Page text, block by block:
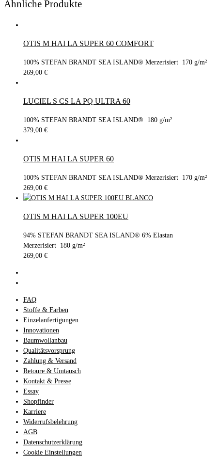
Ähnliche Produkte
OTIS M HAI LA SUPER 60 COMFORT
100% STEFAN BRANDT SEA ISLAND® Merzerisiert 170 g/m²
269,00 €
LUCIEL S CS LA PQ ULTRA 60
100% STEFAN BRANDT SEA ISLAND® 180 g/m²
379,00 €
OTIS M HAI LA SUPER 60
100% STEFAN BRANDT SEA ISLAND® Merzerisiert 170 g/m²
269,00 €
OTIS M HAI LA SUPER 100EU
94% STEFAN BRANDT SEA ISLAND® 6% Elastan
Merzerisiert 180 g/m²
269,00 €
FAQ
Stoffe & Farben
Einzelanfertigungen
Innovationen
Baumwollanbau
Qualitätsvorsprung
Zahlung & Versand
Retoure & Umtausch
Kontakt & Presse
Essay
Shopfinder
Karriere
Widerrufsbelehrung
AGB
Datenschutzerklärung
Cookie Einstellungen